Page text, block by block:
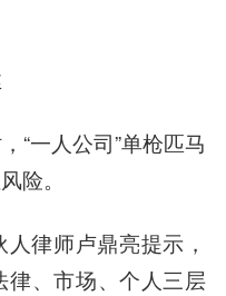
“一人公司”单枪匹马
险。
律师卢鼎亮提示，
律、市场、个人三层